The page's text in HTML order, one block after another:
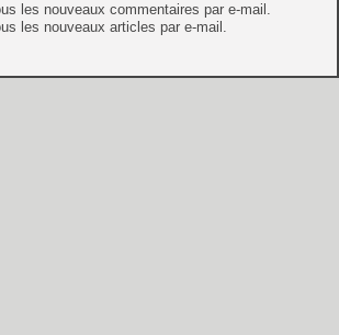
les nouveaux commentaires par e-mail.
les nouveaux articles par e-mail.